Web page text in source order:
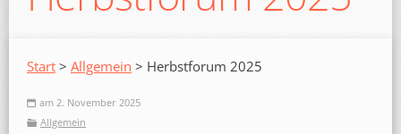
Start > Allgemein > Herbstforum 2025
am 2. November 2025
Allgemein